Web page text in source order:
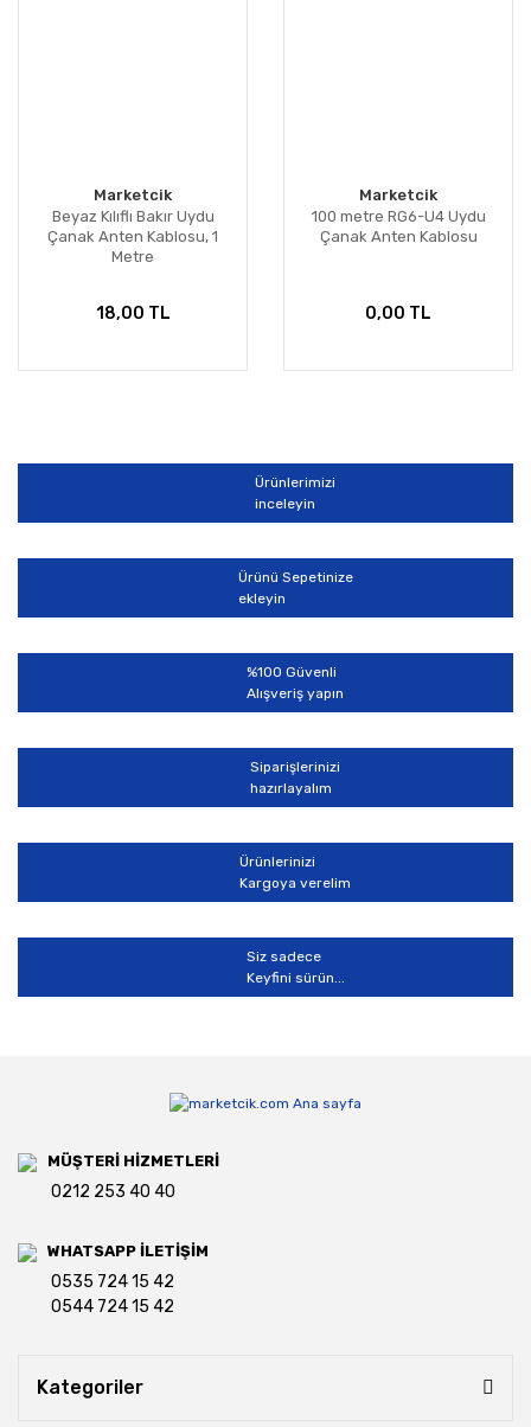
Marketcik
Beyaz Kılıflı Bakır Uydu
Çanak Anten Kablosu, 1
Metre
18,00 TL
Marketcik
100 metre RG6-U4 Uydu
Çanak Anten Kablosu
0,00 TL
Ürünlerimizi
inceleyin
Ürünü Sepetinize
ekleyin
%100 Güvenli
Alışveriş yapın
Siparişlerinizi
hazırlayalım
Ürünlerinizi
Kargoya verelim
Siz sadece
Keyfini sürün...
MÜŞTERİ HİZMETLERİ
0212 253 40 40
WHATSAPP İLETİŞİM
0535 724 15 42
0544 724 15 42
Kategoriler